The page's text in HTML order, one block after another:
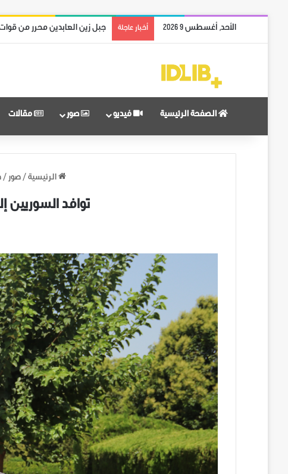
الأحد, أغسطس 9 2026 أخبار عاجلة ريف حماة الشمالي بالكامل
الصفحة الرئيسية فيديو صور مقالات
الرئيسية / صور /
توافد السوريين